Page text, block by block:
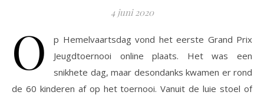
4 juni 2020
O
p Hemelvaartsdag vond het eerste Grand Prix
Jeugdtoernooi online plaats. Het was een
snikhete dag, maar desondanks kwamen er rond
de 60 kinderen af op het toernooi. Vanuit de luie stoel of